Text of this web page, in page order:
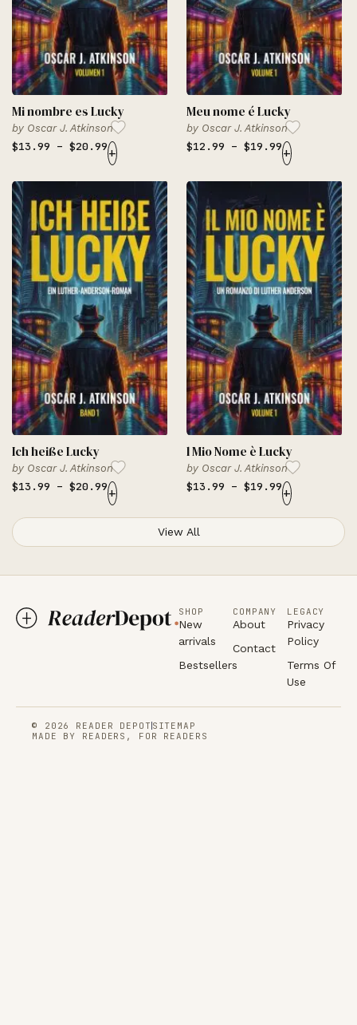
Mi nombre es Lucky
by Oscar J. Atkinson
$13.99 – $20.99+
Meu nome é Lucky
by Oscar J. Atkinson
$12.99 – $19.99+
Ich heiße Lucky
by Oscar J. Atkinson
$13.99 – $20.99+
l Mio Nome è Lucky
by Oscar J. Atkinson
$13.99 – $19.99+
View All
SHOP
New
arrivals
Bestsellers
COMPANY
About
Contact
LEGACY
Privacy
Policy
Terms Of
Use
© 2026 READER DEPOT SITEMAP
MADE BY READERS, FOR READERS